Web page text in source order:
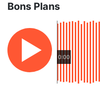
Bons Plans
0:00